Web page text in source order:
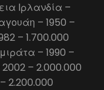
Ιρλανδία –
– 1950 –
– 1.700.000
– 1990 –
2002 – 2.000.000
2.200.000